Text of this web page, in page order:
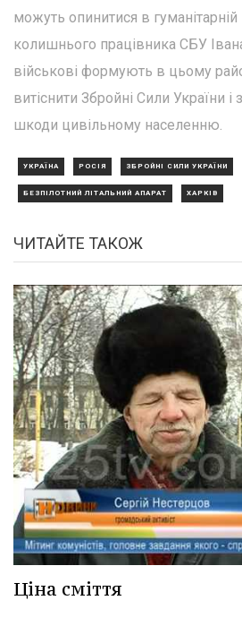
можуть опинитися в
колишнього працівника СБУ
військові формують в цьому
витіснити Збройні Сили України
шкоди цивільному населенню.
УКРАЇНА РОСІЯ ЗБРОЙНІ СИЛИ УКРАЇНИ
БЕЗПІЛОТНИЙ ЛІТАЛЬНИЙ АПАРАТ ХАРКІВ
ЧИТАЙТЕ ТАКОЖ
Ціна сміття